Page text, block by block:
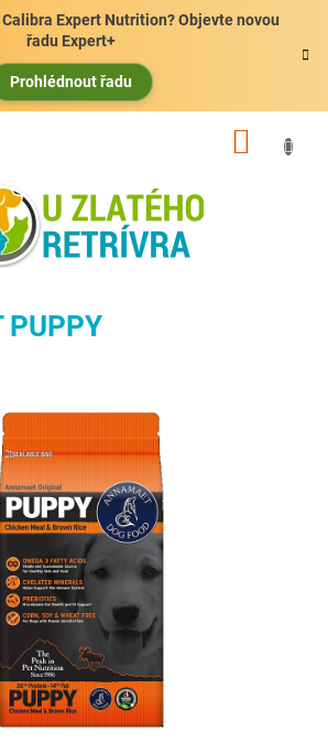
Expert Nutrition? Objevte novou
řadu Expert+
Prohlédnout řadu
PUPPY